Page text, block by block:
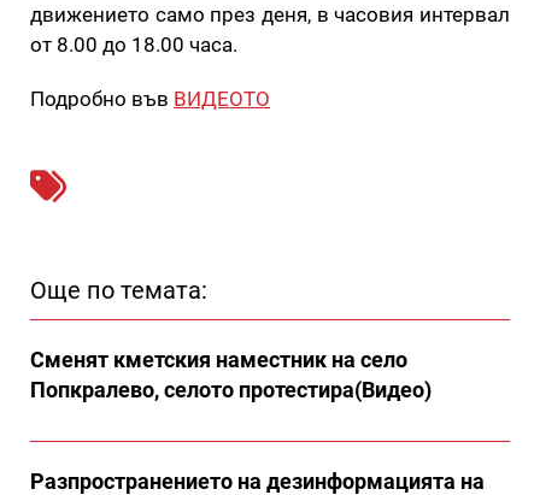
движението само през деня, в часовия интервал
от 8.00 до 18.00 часа.
Подробно във ВИДЕОТО
Още по темата:
Сменят кметския наместник на село
Попкралево, селото протестира(Видео)
Разпространението на дезинформацията на